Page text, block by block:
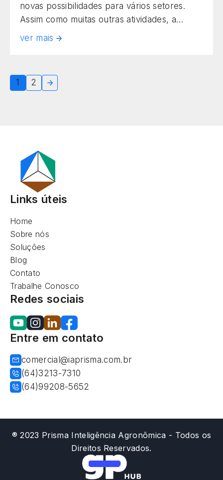
novas possibilidades para vários setores.
Assim como muitas outras atividades, a
agricultura está sendo reinventada com as
donos de fazendas. Entre essas, uma das
práticas mais atuais e relevantes é o plantio
ver mais
1 2
Links úteis
Home
Sobre nós
Soluções
Blog
Contato
Trabalhe Conosco
Redes sociais
Entre em contato
comercial@iaprisma.com.br
(64)3213-7310
(64)99208-5652
® 2023 Prisma Inteligência Agronômica - Todos os
Direitos Reservados.